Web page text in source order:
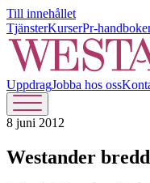
Till innehållet
TjänsterKurserPr-
UppdragJobba hos oss
8 juni 2012
Westander